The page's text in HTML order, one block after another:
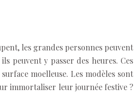
les grandes personnes peuvent
peuvent y passer des heures. Ces
moelleuse. Les modèles sont
immortaliser leur journée festive ?